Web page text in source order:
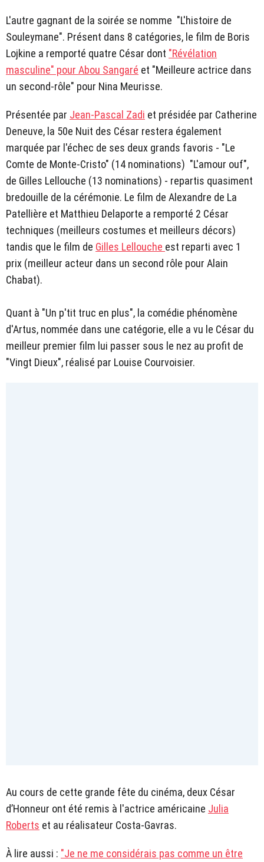
L'autre gagnant de la soirée se nomme "L'histoire de
Souleymane". Présent dans 8 catégories, le film de Boris
Lojkine a remporté quatre César dont "Révélation
masculine" pour Abou Sangaré et "Meilleure actrice dans
un second-rôle" pour Nina Meurisse.
Présentée par Jean-Pascal Zadi et présidée par Catherine
Deneuve, la 50e Nuit des César restera également
marquée par l'échec de ses deux grands favoris - "Le
Comte de Monte-Cristo" (14 nominations) "L'amour ouf",
de Gilles Lellouche (13 nominations) - repartis quasiment
bredouille de la cérémonie. Le film de Alexandre de La
Patellière et Matthieu Delaporte a remporté 2 César
techniques (meilleurs costumes et meilleurs décors)
tandis que le film de Gilles Lellouche est reparti avec 1
prix (meilleur acteur dans un second rôle pour Alain
Chabat).
Quant à "Un p'tit truc en plus", la comédie phénomène
d'Artus, nommée dans une catégorie, elle a vu le César du
meilleur premier film lui passer sous le nez au profit de
"Vingt Dieux", réalisé par Louise Courvoisier.
Au cours de cette grande fête du cinéma, deux César
d’Honneur ont été remis à l'actrice américaine Julia
Roberts et au réalisateur Costa-Gavras.
À lire aussi : "Je ne me considérais pas comme un être